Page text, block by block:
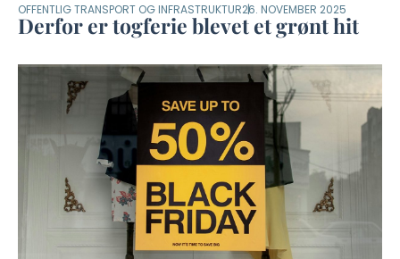
OFFENTLIG TRANSPORT OG INFRASTRUKTUR26. NOVEMBER 2025
Derfor er togferie blevet et grønt hit